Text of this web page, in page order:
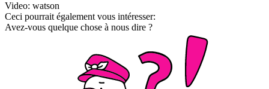
Video: watson
Ceci pourrait également vous intéresser:
Avez-vous quelque chose à nous dire ?